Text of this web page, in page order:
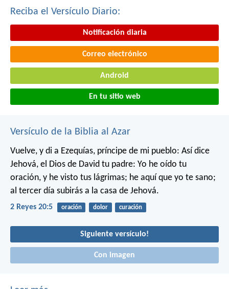
Reciba el Versículo Diario:
Notificación diaria
Correo electrónico
Android
En tu sitio web
Versículo de la Biblia al Azar
Vuelve, y di a Ezequías, príncipe de mi pueblo: Así dice
Jehová, el Dios de David tu padre: Yo he oído tu
oración, y he visto tus lágrimas; he aquí que yo te sano;
al tercer día subirás a la casa de Jehová.
2 Reyes 20:5 oración dolor curación
Siguiente versículo!
Con imagen